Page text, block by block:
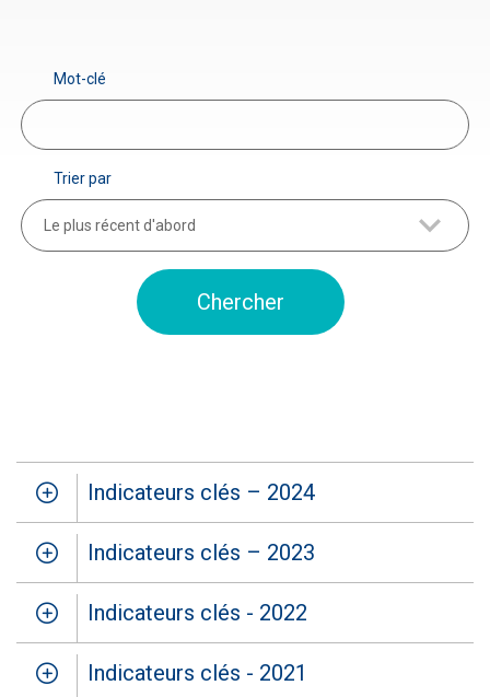
Mot-clé
Trier par
Le plus récent d'abord
Indicateurs clés – 2024
Indicateurs clés – 2023
Indicateurs clés - 2022
Indicateurs clés - 2021